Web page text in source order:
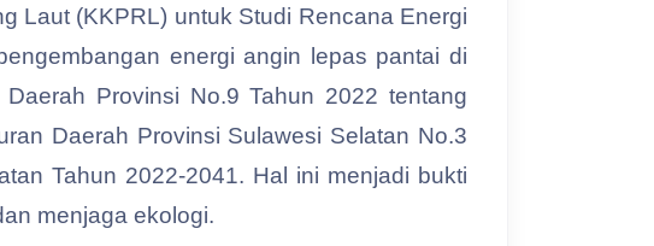
Laut (KKPRL) untuk Studi Rencana Energi
energi angin lepas pantai di
Provinsi No.9 Tahun 2022 tentang
Daerah Provinsi Sulawesi Selatan No.3
Tahun 2022-2041. Hal ini menjadi bukti
menjaga ekologi.